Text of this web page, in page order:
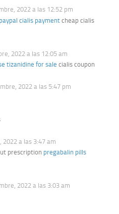
2022 a las 12:52 pm
paypal cialis payment cheap cialis
2022 a las 12:05 am
tizanidine for sale cialis coupon
2022 a las 5:47 pm
2022 a las 3:47 am
prescription pregabalin pills
2022 a las 3:03 am